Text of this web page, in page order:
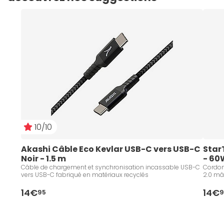
10/10
Akashi Câble Eco Kevlar USB-C vers USB-C
Noir - 1.5 m
Câble de chargement et synchronisation incassable USB-C
vers USB-C fabriqué en matériaux recyclés
14€95
-
2.0
14€